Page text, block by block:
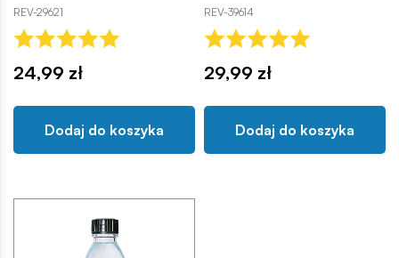
REV-29621
24,99 zł
Dodaj do koszyka
REV-39614
29,99 zł
Dodaj do koszyka